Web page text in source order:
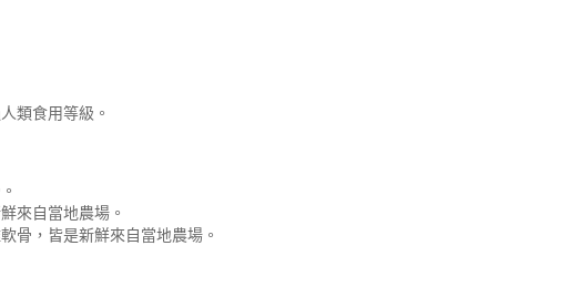
類食用等級。
來自當地農場。
骨，皆是新鮮來自當地農場。